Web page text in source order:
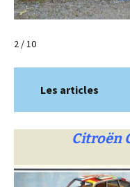
3 / 10
Les articles
Citroën